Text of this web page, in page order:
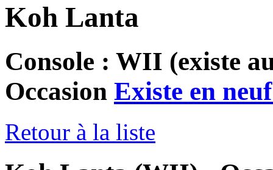
Koh Lanta
Console : WII (existe
Occasion Existe en
Retour à la liste